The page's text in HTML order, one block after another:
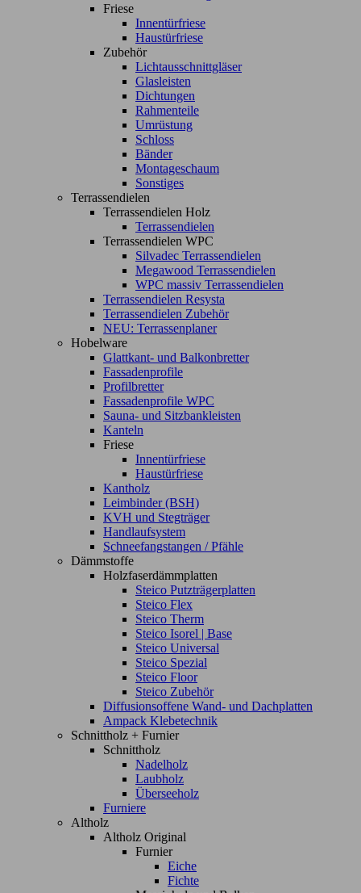
Friese
Innentürfriese
Haustürfriese
Zubehör
Lichtausschnittgläser
Glasleisten
Dichtungen
Rahmenteile
Umrüstung
Schloss
Bänder
Montageschaum
Sonstiges
Terrassendielen
Terrassendielen Holz
Terrassendielen
Terrassendielen WPC
Silvadec Terrassendielen
Megawood Terrassendielen
WPC massiv Terrassendielen
Terrassendielen Resysta
Terrassendielen Zubehör
NEU: Terrassenplaner
Hobelware
Glattkant- und Balkonbretter
Fassadenprofile
Profilbretter
Fassadenprofile WPC
Sauna- und Sitzbankleisten
Kanteln
Friese
Innentürfriese
Haustürfriese
Kantholz
Leimbinder (BSH)
KVH und Stegträger
Handlaufsystem
Schneefangstangen / Pfähle
Dämmstoffe
Holzfaserdämmplatten
Steico Putzträgerplatten
Steico Flex
Steico Therm
Steico Isorel | Base
Steico Universal
Steico Spezial
Steico Floor
Steico Zubehör
Diffusionsoffene Wand- und Dachplatten
Ampack Klebetechnik
Schnittholz + Furnier
Schnittholz
Nadelholz
Laubholz
Überseeholz
Furniere
Altholz
Altholz Original
Furnier
Eiche
Fichte